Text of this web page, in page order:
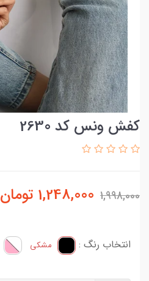
کفش ونس کد 2630
1,998,000
1,248,000 تومان
انتخاب رنگ : مشکی